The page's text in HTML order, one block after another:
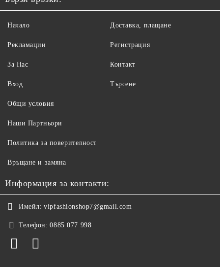
Начало
Рекламации
За Нас
Вход
Доставка, плащане
Регистрация
Контакт
Търсене
Общи условия
Наши Партньори
Политика за поверителност
Връщане и замяна
Информация за контакти:
Имейл: vipfashionshop7@gmail.com
Телефон: 0885 077 998